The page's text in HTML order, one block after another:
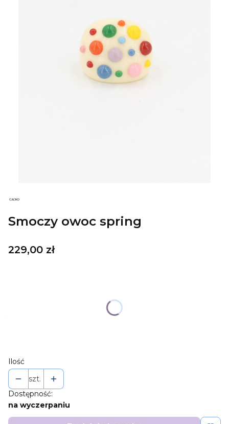
Smoczy owoc spring
Cena
229,00 zł
Ilość
szt.
Dostępność:
na wyczerpaniu